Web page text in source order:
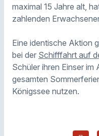
maximal 15 Jahre alt,
zahlenden
Eine identische Aktion
bei der Schifffahrt auf
Schüler ihren Einser
gesamten
Königssee nutzen.